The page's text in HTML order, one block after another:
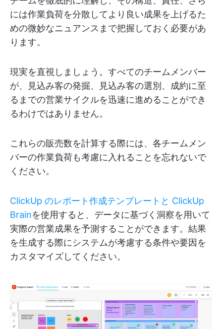
には作業負荷を分散してより良い成果を上げるた
めの微妙なニュアンスまで把握しておく必要があ
ります。
現実を直視しましょう。すべてのチームメンバー
が、見込み客の発掘、見込み客の選別、成約に至
るまでの営業サイクルを迅速に進めることができ
るわけではありません。
これらの販売数を計算する際には、各チームメン
バーの作業負荷も考慮に入れることを忘れないで
ください。
ClickUp のレポート作成テンプレートと ClickUp
Brainを使用すると、データに基づく洞察を用いて
実際の営業成果を予測することができます。結果
を生成する際にシステムが考慮する条件や要因を
カスタマイズしてください。